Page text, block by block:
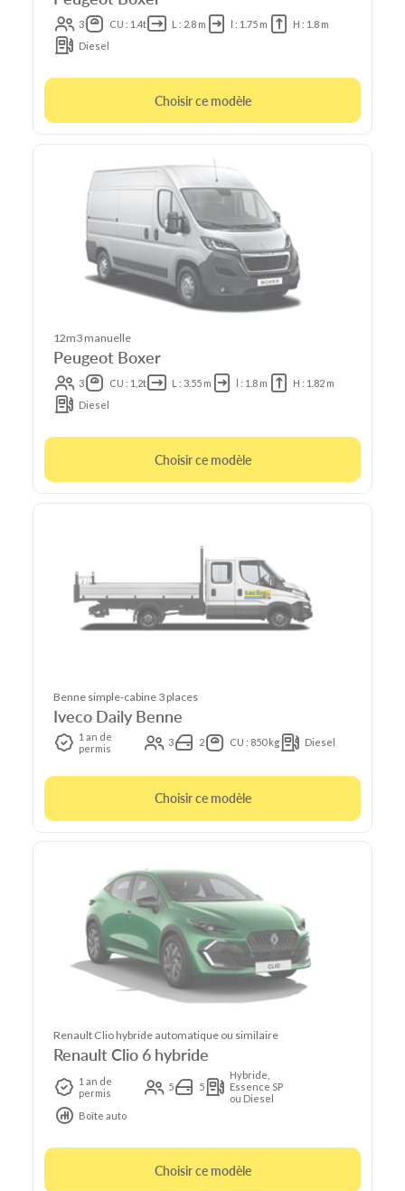
3 CU : 1.4t L : 2.8 m l : 1.75 m
H : 1.8 m
Diesel
Choisir ce modèle
12m3 manuelle
Peugeot Boxer
3 CU : 1,2t L : 3.55 m l : 1.8 m
H : 1.82 m
Diesel
Choisir ce modèle
Benne simple-cabine 3 places
Iveco Daily Benne
1 an de
permis
3 2 CU : 850 kg Diesel
Choisir ce modèle
Renault Clio hybride automatique ou similaire
Renault Clio 6 hybride
1 an de
permis
5 5
Hybride,
Essence SP
ou Diesel
Boîte auto
Choisir ce modèle